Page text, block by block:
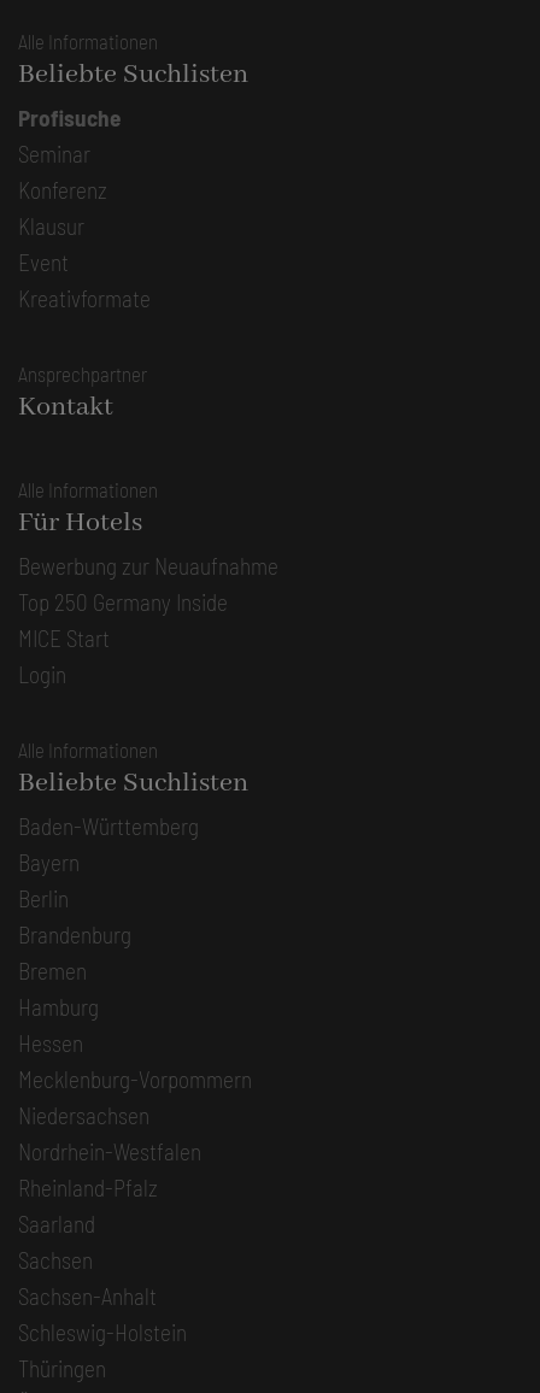
Alle Informationen
Beliebte Suchlisten
Profisuche
Seminar
Konferenz
Klausur
Event
Kreativformate
Ansprechpartner
Kontakt
Alle Informationen
Für Hotels
Bewerbung zur Neuaufnahme
Top 250 Germany Inside
MICE Start
Login
Alle Informationen
Beliebte Suchlisten
Baden-Württemberg
Bayern
Berlin
Brandenburg
Bremen
Hamburg
Hessen
Mecklenburg-Vorpommern
Niedersachsen
Nordrhein-Westfalen
Rheinland-Pfalz
Saarland
Sachsen
Sachsen-Anhalt
Schleswig-Holstein
Thüringen